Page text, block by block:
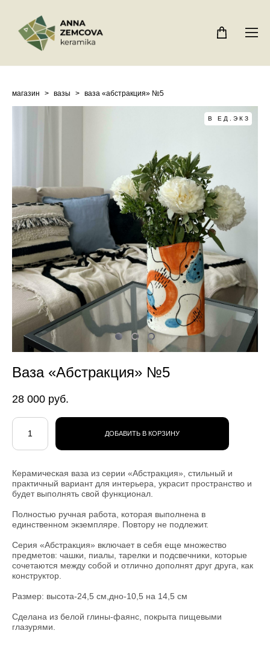
магазин > вазы > ваза «абстракция» №5
В ЕД.ЭКЗ
Ваза «Абстракция» №5
28 000 pуб.
ДОБАВИТЬ В КОРЗИНУ
Керамическая ваза из серии «Абстракция», стильный и
практичный вариант для интерьера, украсит пространство и
будет выполнять свой функционал.
Полностью ручная работа, которая выполнена в
единственном экземпляре. Повтору не подлежит.
Серия «Абстракция» включает в себя еще множество
предметов: чашки, пиалы, тарелки и подсвечники, которые
сочетаются между собой и отлично дополнят друг друга, как
конструктор.
Размер: высота-24,5 см,дно-10,5 на 14,5 см
Сделана из белой глины-фаянс, покрыта пищевыми
глазурями.